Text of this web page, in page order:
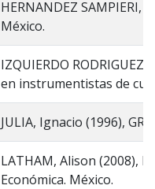
HERNANDEZ
México.
IZQUIERDO
en instrumentistas de
JULIA, Ignacio (1996),
LATHAM, Alison (2008),
Económica. México.